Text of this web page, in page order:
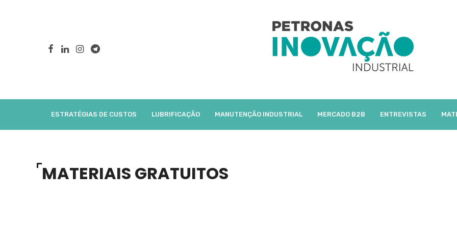
ESTRATÉGIAS DE CUSTOS LUBRIFICAÇÃO MANUTENÇÃO INDUSTRIAL MERCADO B2B ENTREVISTAS
MATERIAIS GRATUITOS